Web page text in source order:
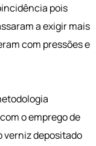
pois
a exigir mais
com pressões e
o emprego de
verniz depositado